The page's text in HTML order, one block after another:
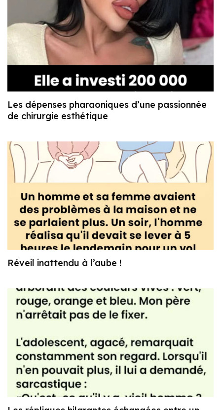
Les dépenses pharaoniques d’une passionnée
de chirurgie esthétique
Réveil inattendu à l’aube !